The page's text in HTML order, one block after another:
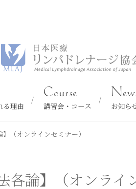
る理由 講習会・コース
Course
お知ら
（オンラインセミナー）
論】（オンライ